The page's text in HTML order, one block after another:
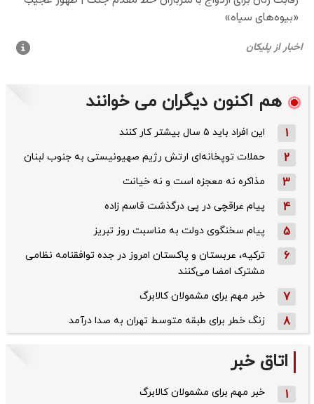
هم اکنون دیگران می خوانند
1 این افراد باید ۵ سال بیشتر کار کنند
2 حملات توپخانه‌ای ارتش رژیم صهیونیستی به جنوب لبنان
3 مذاکره نه معجزه است و نه خیانت
4 پیام عراقچی در پی درگذشت قاسم‌ زاده
5 پیام سخنگوی دولت به مناسبت روز تبریز
6
ترکیه، عربستان و پاکستان امروز در جده توافقنامه نظامی
مشترک امضا می‌کنند
7 خبر مهم برای مشمولان کالابرگ
8 زنگ خطر برای طبقه متوسط تهران به صدا درآمد
اتاق خبر
1 خبر مهم برای مشمولان کالابرگ